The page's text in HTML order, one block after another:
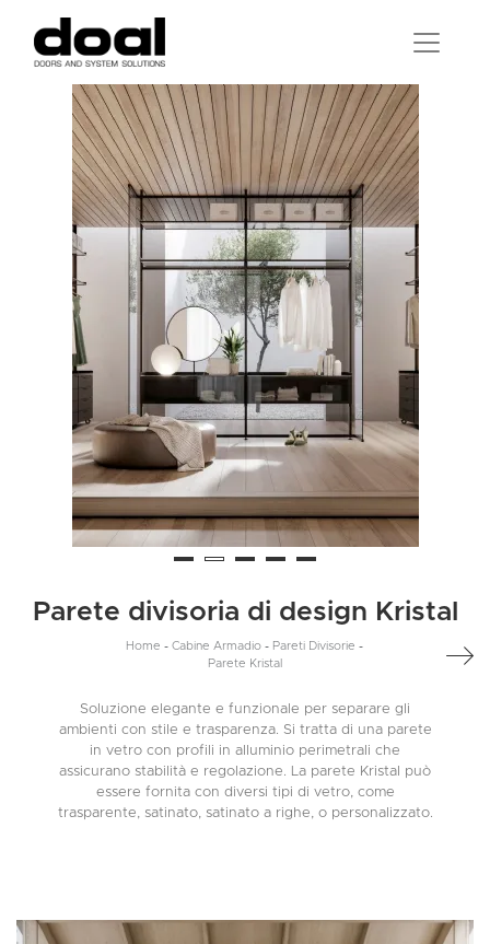
Parete divisoria di design Kristal
Home -Cabine Armadio - Pareti Divisorie -
Parete Kristal
Soluzione elegante e funzionale per separare gli
ambienti con stile e trasparenza. Si tratta di una parete
in vetro con profili in alluminio perimetrali che
assicurano stabilità e regolazione. La parete Kristal può
essere fornita con diversi tipi di vetro, come
trasparente, satinato, satinato a righe, o personalizzato.